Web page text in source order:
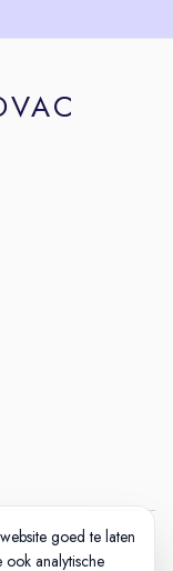
goed te laten
analytische